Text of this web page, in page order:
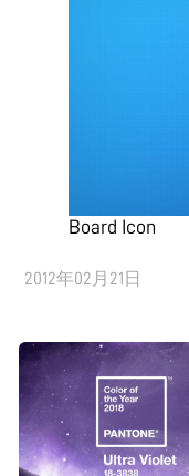
Board Icon
2012年02月21日